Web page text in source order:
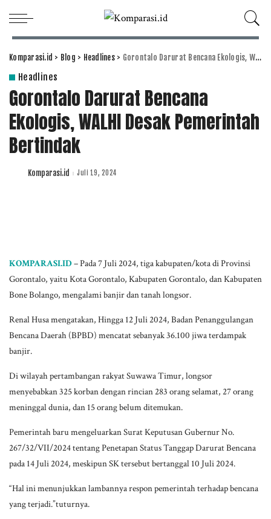
Komparasi.id > Blog > Headlines> Gorontalo Darurat Bencana Ekologis, WALHI Desak Pemerintah Bertindak
Headlines
Gorontalo Darurat Bencana
Ekologis, WALHI Desak Pemerintah
Bertindak
Posted
Komparasi.id Juli 19, 2024
KOMPARASI.ID– Pada 7 Juli 2024, tiga kabupaten/kota di Provinsi
Gorontalo, yaitu Kota Gorontalo, Kabupaten Gorontalo, dan Kabupaten
Bone Bolango, mengalami banjir dan tanah longsor.
Renal Husa mengatakan, Hingga 12 Juli 2024, Badan Penanggulangan
Bencana Daerah (BPBD) mencatat sebanyak 36.100 jiwa terdampak
banjir.
Di wilayah pertambangan rakyat Suwawa Timur, longsor
menyebabkan 325 korban dengan rincian 283 orang selamat, 27 orang
meninggal dunia, dan 15 orang belum ditemukan.
Pemerintah baru mengeluarkan Surat Keputusan Gubernur No.
267/32/VII/2024 tentang Penetapan Status Tanggap Darurat Bencana
pada 14 Juli 2024, meskipun SK tersebut bertanggal 10 Juli 2024.
“Hal ini menunjukkan lambannya respon pemerintah terhadap bencana
yang terjadi.”tuturnya.